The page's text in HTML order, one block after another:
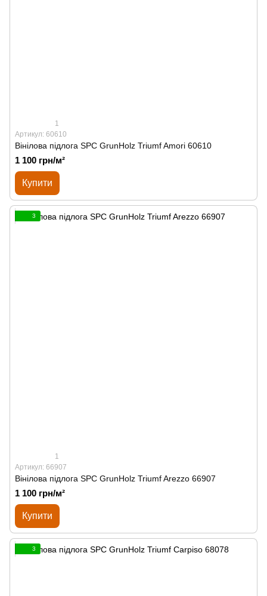
1
Артикул: 60610
Вінілова підлога SPС GrunHolz Triumf Amori 60610
1 100 грн/м²
Купити
3
1
Артикул: 66907
Вінілова підлога SPС GrunHolz Triumf Arezzo 66907
1 100 грн/м²
Купити
3